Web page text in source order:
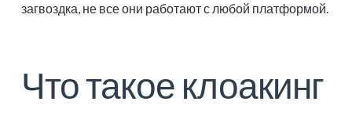
загвоздка, не все они работают с любой платформой.
Что такое клоакинг